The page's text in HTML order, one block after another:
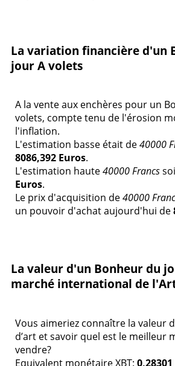
La variation financière d'un
jour A volets
A la vente aux enchères pour un
volets, compte tenu de l'érosion
l'inflation.
L'estimation basse était de40000
8086,392 Euros.
L'estimation haute40000 Francs
Euros.
Le prix d'acquisition de40000
un pouvoir d'achat aujourd'hui de
La valeur d'un Bonheur du
marché international de
Vous aimeriez connaître la valeur
d’art et savoir quel est le meilleur
vendre?
Equivalent monétaire XBT: